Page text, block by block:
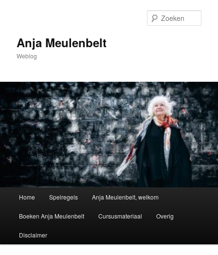
inhoudAnja Meulenbelt
Weblog
Home Spelregels Anja Meulenbelt, welkom
Boeken Anja Meulenbelt Cursusmateriaal Overig
Disclaimer